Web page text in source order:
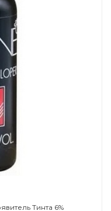
Тинта 6%